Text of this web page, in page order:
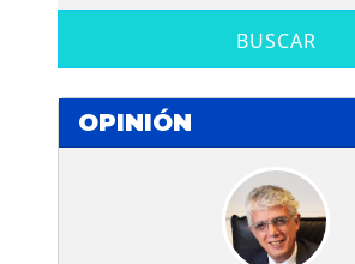
BUSCAR
OPINIÓN